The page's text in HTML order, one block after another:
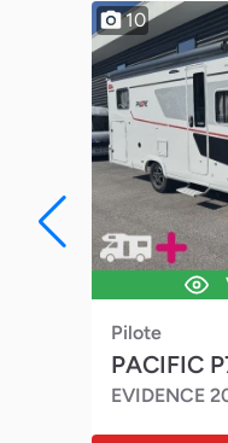
10
Pilote
PACIFIC
EVIDENCE